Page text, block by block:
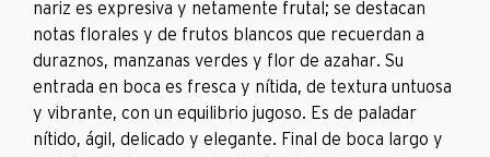
nariz es expresiva y netamente frutal; se destacan
notas florales y de frutos blancos que recuerdan a
duraznos, manzanas verdes y flor de azahar. Su
entrada en boca es fresca y nítida, de textura untuosa
y vibrante, con un equilibrio jugoso. Es de paladar
nítido, ágil, delicado y elegante. Final de boca largo y